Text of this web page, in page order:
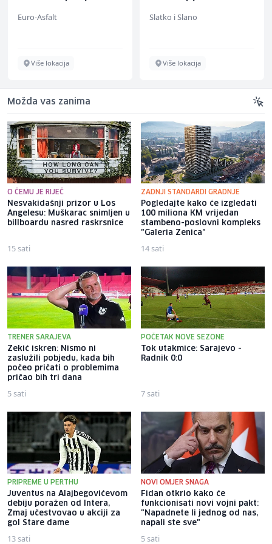
Euro-Asfalt
Više lokacija
Slatko i Slano
Više lokacija
Možda vas zanima
O ČEMU JE RIJEČ
Nesvakidašnji prizor u Los
Angelesu: Muškarac snimljen u
billboardu nasred raskrsnice
15 sati
ZADNJI STANDARDI GRADNJE
Pogledajte kako će izgledati
100 miliona KM vrijedan
stambeno-poslovni kompleks
"Galeria Zenica"
14 sati
TRENER SARAJEVA
Zekić iskren: Nismo ni
zaslužili pobjedu, kada bih
počeo pričati o problemima
pričao bih tri dana
5 sati
POČETAK NOVE SEZONE
Tok utakmice: Sarajevo -
Radnik 0:0
7 sati
PRIPREME U PERTHU
Juventus na Alajbegovićevom
debiju poražen od Intera,
Zmaj učestvovao u akciji za
gol Stare dame
13 sati
NOVI OMJER SNAGA
Fidan otkrio kako će
funkcionisati novi vojni pakt:
"Napadnete li jednog od nas,
napali ste sve"
5 sati